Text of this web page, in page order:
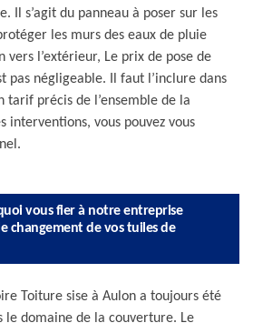
Il s’agit du panneau à poser sur les
les murs des eaux de pluie
l’extérieur, Le prix de pose de
pas négligeable. Il faut l’inclure dans
tarif précis de l’ensemble de la
interventions, vous pouvez vous
vous fier à notre entreprise
changement de vos tuiles de
Toiture sise à Aulon a toujours été
le domaine de la couverture. Le